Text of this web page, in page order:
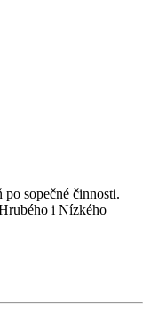
sopečné činnosti.
i Nízkého